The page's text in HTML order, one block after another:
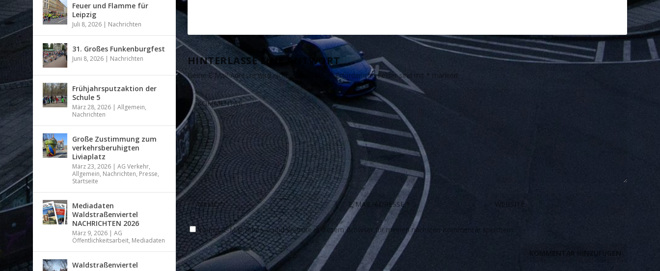
HINTERLASSE EINE ANTWORT
Deine E-Mail-Adresse wird nicht veröffentlicht. Erforderliche Felder sind mit * markiert
Name, E-Mail-Adresse und Website in diesem Browser für meinen nächsten Kommentar speichern.
Feuer und Flamme für
Leipzig
Juli 8, 2026 | Nachrichten
31. Großes Funkenburgfest
Juni 8, 2026 | Nachrichten
Frühjahrsputzaktion der
Schule 5
März 28, 2026 |Allgemein,
Nachrichten
Große Zustimmung zum
verkehrsberuhigten
Liviaplatz
März 23, 2026 |AG Verkehr,
Allgemein, Nachrichten, Presse,
Startseite
Mediadaten
Waldstraßenviertel
NACHRICHTEN 2026
März 9, 2026 |AG
Öffentlichkeitsarbeit, Mediadaten
Waldstraßenviertel